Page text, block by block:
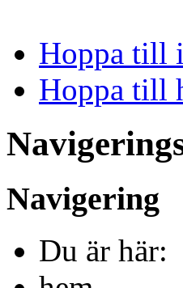
Hoppa till
Hoppa till
Navigering
Du är här: